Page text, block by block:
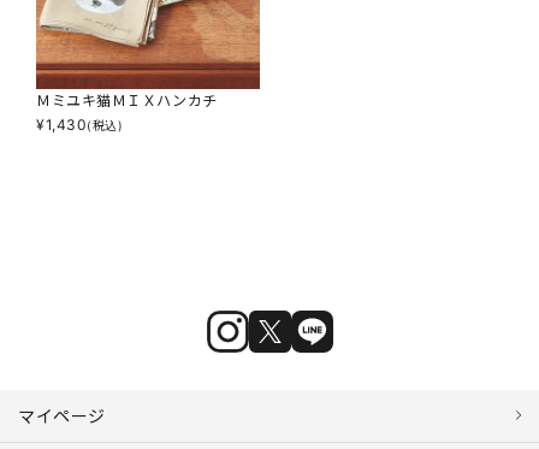
Ｍミユキ猫ＭＩＸハンカチ
¥1,430(税込)
マイページ